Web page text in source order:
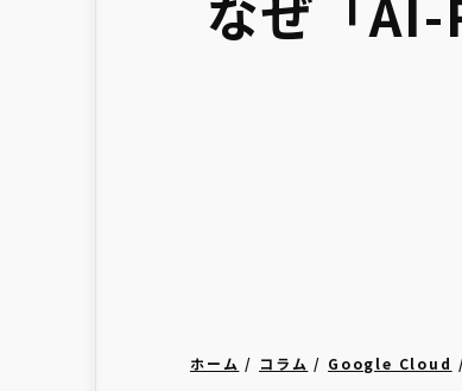
ホーム コラム Google Cloud